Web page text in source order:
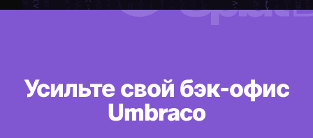
Усильте свой бэк-офис
Umbraco